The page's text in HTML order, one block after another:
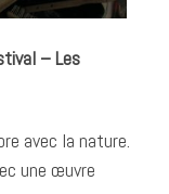
– Les
avec la nature.
une œuvre